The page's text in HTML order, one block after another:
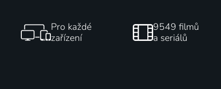
Pro každé
zařízení
9549 filmů
a seriálů